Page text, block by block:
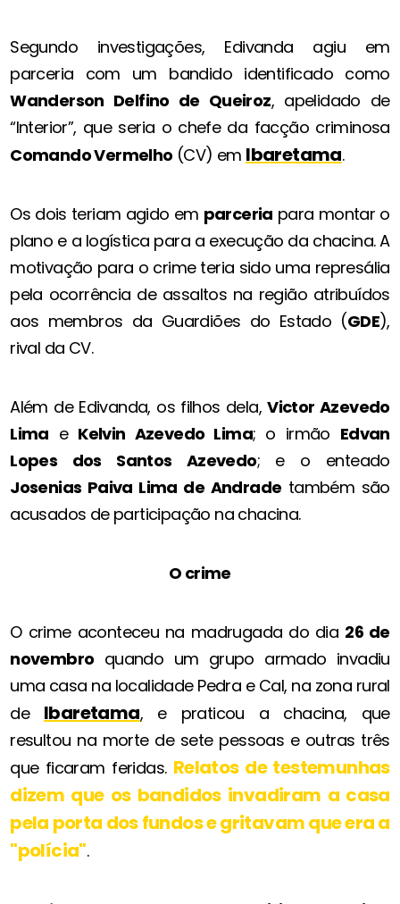
Segundo investigações, Edivanda agiu em
parceria com um bandido identificado como
Wanderson Delfino de Queiroz, apelidado de
“Interior”, que seria o chefe da facção criminosa
Comando Vermelho (CV) em Ibaretama.
Os dois teriam agido em parceria para montar o
plano e a logística para a execução da chacina. A
motivação para o crime teria sido uma represália
pela ocorrência de assaltos na região atribuídos
aos membros da Guardiões do Estado (GDE),
rival da CV.
Além de Edivanda, os filhos dela,Victor Azevedo
Lima e Kelvin Azevedo Lima; o irmão Edvan
Lopes dos Santos Azevedo; e o enteado
Josenias Paiva Lima de Andrade também são
acusados de participação na chacina.
O crime
O crime aconteceu na madrugada do dia 26 de
novembro quando um grupo armado invadiu
uma casa na localidade Pedra e Cal, na zona rural
de Ibaretama, e praticou a chacina, que
resultou na morte de sete pessoas e outras três
que ficaram feridas. Relatos de testemunhas
dizem que os bandidos invadiram a casa
pela porta dos fundos e gritavam que era a
"polícia".